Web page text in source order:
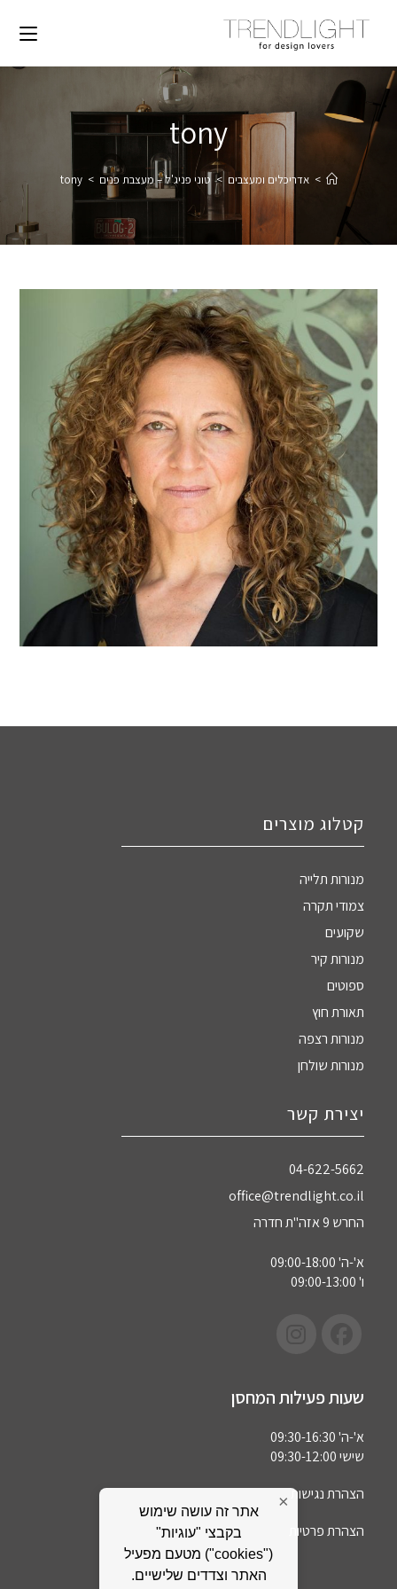
tony
> אדריכלים ומעצבים > טוני פניג'ל – מעצבת פנים >
tony
קטלוג מוצרים
מנורות תלייה
צמודי תקרה
שקועים
מנורות קיר
ספוטים
תאורת חוץ
מנורות רצפה
מנורות שולחן
יצירת קשר
04-622-5662‏
office@trendlight.co.il
החרש 9 אזה"ת חדרה
א'-ה' 09:00-18:00
ו' 09:00-13:00
שעות פעילות המחסן
א'-ה' 09:30-16:30
שישי 09:30-12:00
הצהרת נגישות
הצהרת פרטיות
×
אתר זה עושה שימוש
בקבצי "עוגיות"
("cookies") מטעם מפעיל
האתר וצדדים שלישיים.